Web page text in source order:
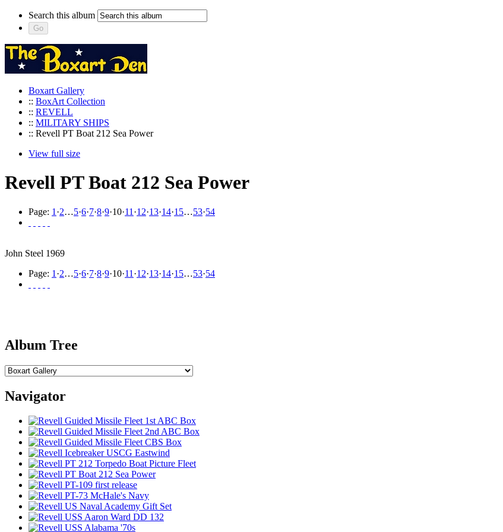
Search this album
Boxart Gallery
:: BoxArt Collection
:: REVELL
:: MILITARY SHIPS
:: Revell PT Boat 212 Sea Power
View full size
Revell PT Boat 212 Sea Power
Page: 1 ·2…5·6·7·8·9·10·11 ·12·13·14·15…53·54
John Steel 1969
Page: 1 ·2…5·6·7·8·9·10·11 ·12·13·14·15…53·54
Album Tree
Navigator